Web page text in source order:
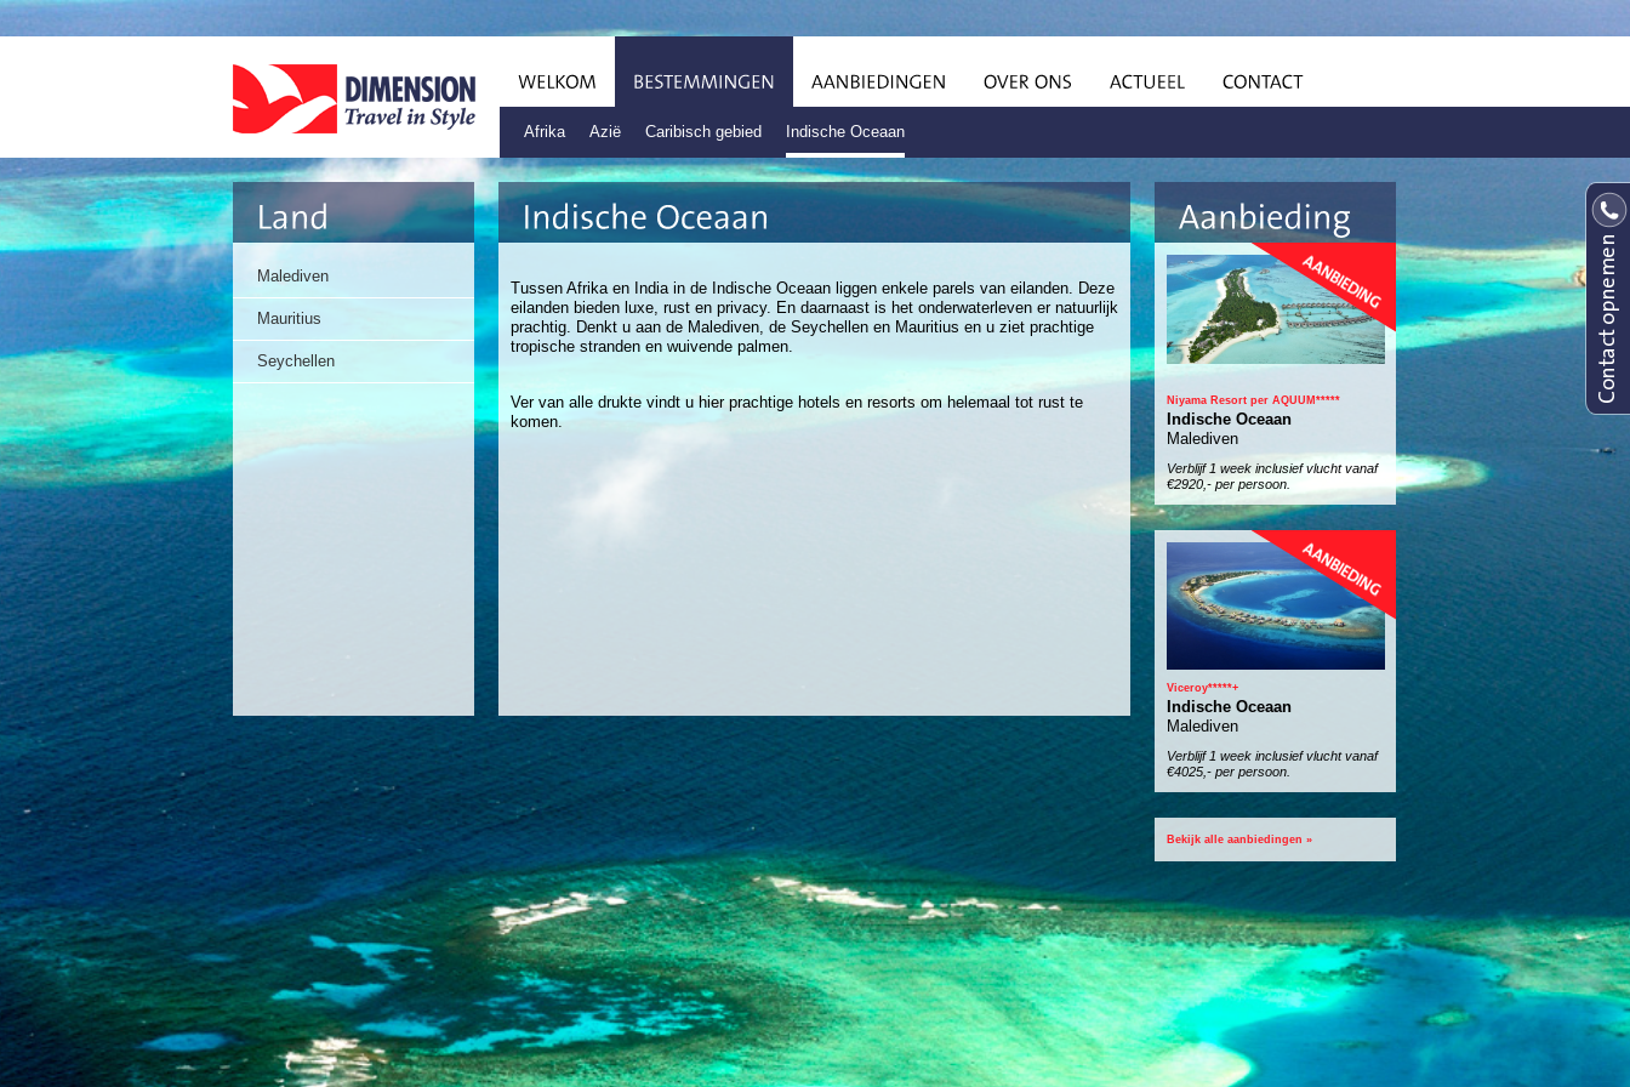
Afrika Azië Caribisch gebied Indische Oceaan
Malediven
Mauritius
Seychellen
Tussen Afrika en India in de Indische Oceaan liggen enkele parels van eilanden. Deze
eilanden bieden luxe, rust en privacy. En daarnaast is het onderwaterleven er natuurlijk
prachtig. Denkt u aan de Malediven, de Seychellen en Mauritius en u ziet prachtige
tropische stranden en wuivende palmen.
Ver van alle drukte vindt u hier prachtige hotels en resorts om helemaal tot rust te
komen.
Niyama Resort per AQUUM*****
Indische Oceaan
Malediven
Verblijf 1 week inclusief vlucht vanaf
€2920,- per persoon.
Viceroy*****+
Indische Oceaan
Malediven
Verblijf 1 week inclusief vlucht vanaf
€4025,- per persoon.
Bekijk alle aanbiedingen »